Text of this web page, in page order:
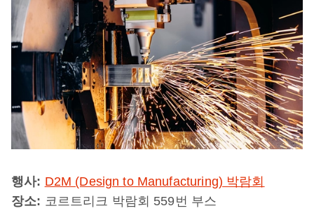
행사: D2M (Design to Manufacturing) 박람회
장소: 코르트리크 박람회 559번 부스